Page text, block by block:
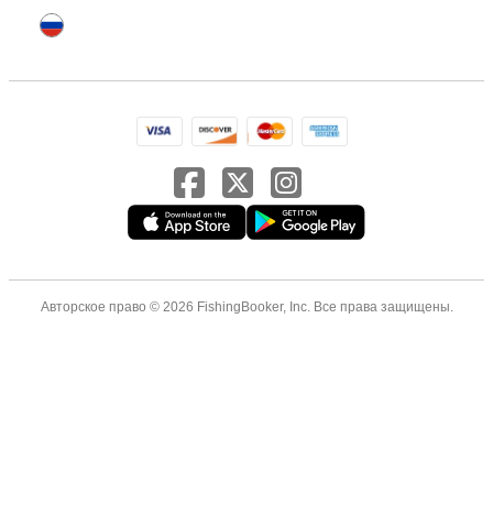
Авторское право © 2026 FishingBooker, Inc. Все права защищены.